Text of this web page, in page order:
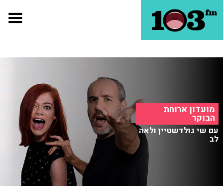
מועדון ארוחת
הבוקר
עם שי גולדשטיין ולאה
לב